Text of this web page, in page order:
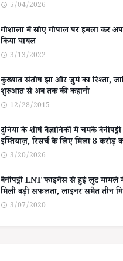
5/04/2026
गोशाला में सोए गोपाल पर हमला कर
किया घायल
3/13/2022
कुख्यात संतोष झा और जुर्म का रिश्ता,
शुरुआत से अब तक की कहानी
12/28/2015
दुनिया के शीर्ष वैज्ञानिकों में चमके
इम्तियाज़, रिसर्च के लिए मिला 8 करोड़
3/20/2026
बेनीपट्टी LNT फाइनेंस से हुई लूट मामले
मिली बड़ी सफलता, लाइनर समेत तीन
3/07/2020